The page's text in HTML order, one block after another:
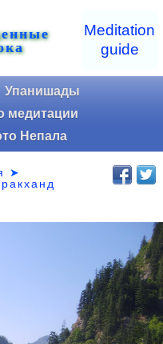
Meditation
guide
Упанишады
медитации
Непала
➤